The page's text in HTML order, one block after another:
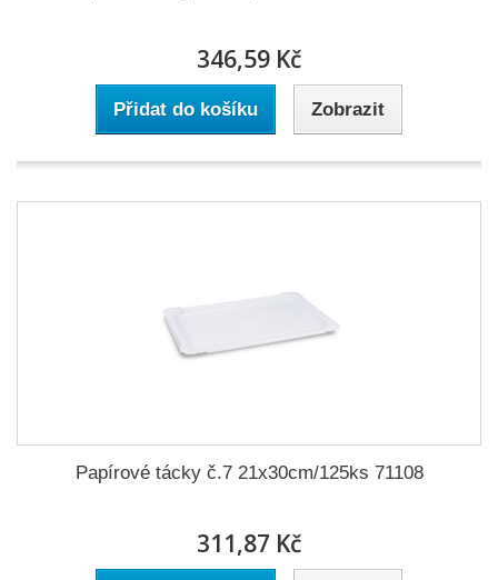
346,59 Kč
Přidat do košíku Zobrazit
Papírové tácky č.7 21x30cm/125ks 71108
311,87 Kč